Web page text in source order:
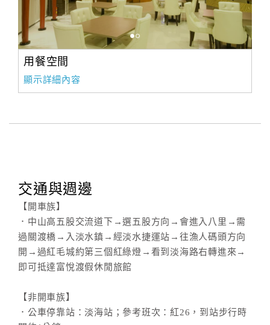
用餐空間
顯示詳細內容
交通與週邊
【開車族】
．中山高五股交流道下→選五股方向→會進入八里→需
過關渡橋→入淡水鎮→經淡水捷運站→往漁人碼頭方向
開→過紅毛城約第三個紅綠燈→看到淡海路右轉進來→
即可抵達富悅渡假休閒旅館
【非開車族】
．公車停靠站：淡海站；參考班次：紅26，到站步行時